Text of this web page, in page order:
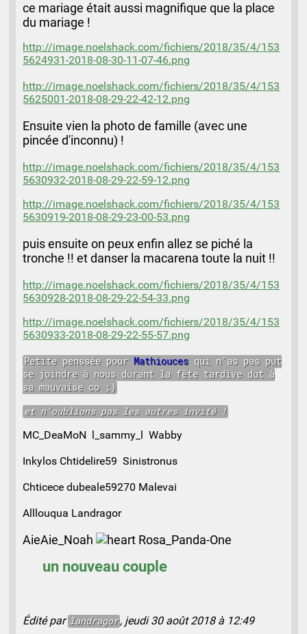
ce mariage était aussi magnifique que la place
du mariage !
http://image.noelshack.com/fichiers/2018/35/4/153
5624931-2018-08-30-11-07-46.png
http://image.noelshack.com/fichiers/2018/35/4/153
5625001-2018-08-29-22-42-12.png
Ensuite vien la photo de famille (avec une
pincée d'inconnu) !
http://image.noelshack.com/fichiers/2018/35/4/153
5630932-2018-08-29-22-59-12.png
http://image.noelshack.com/fichiers/2018/35/4/153
5630919-2018-08-29-23-00-53.png
puis ensuite on peux enfin allez se piché la
tronche !! et danser la macarena toute la nuit !!
http://image.noelshack.com/fichiers/2018/35/4/153
5630928-2018-08-29-22-54-33.png
http://image.noelshack.com/fichiers/2018/35/4/153
5630933-2018-08-29-22-55-57.png
Petite penssée pour Mathiouces qui n'as pas put
se joindre à nous durant la fête tardive dut à
sa mauvaise co ;)
et n'oublions pas les autres invité !
MC_DeaMoN l_sammy_l Wabby
Inkylos Chtidelire59 Sinistronus
Chticece dubeale59270 Malevai
Alllouqua Landragor
AieAie_Noah Rosa_Panda-One
un nouveau couple
Édité parlandragor, jeudi 30 août 2018 à 12:49